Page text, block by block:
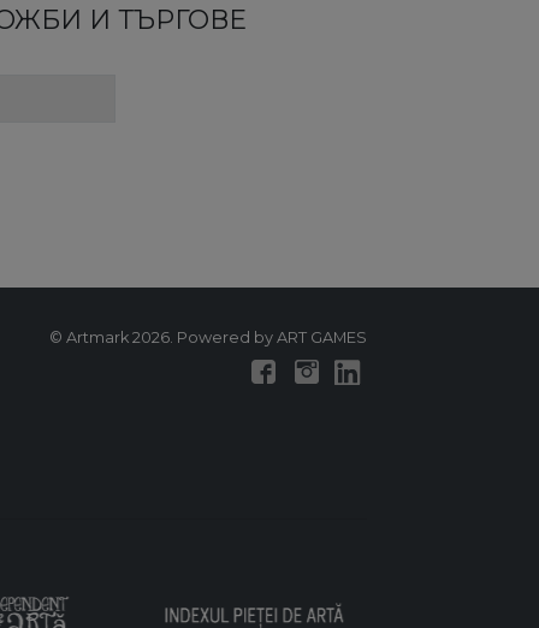
И ТЪРГОВЕ
© Artmark 2026. Powered by ART GAMES